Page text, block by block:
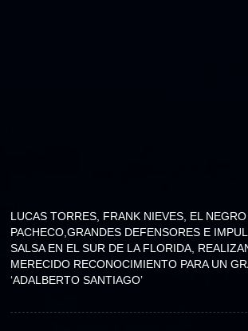
LUCAS TORRES, FRANK NIEVES, EL NEGRO
PACHECO,GRANDES DEFENSORES E
SALSA EN EL SUR DE LA FLORIDA,
MERECIDO RECONOCIMIENTO PARA UN
‘ADALBERTO SANTIAGO’